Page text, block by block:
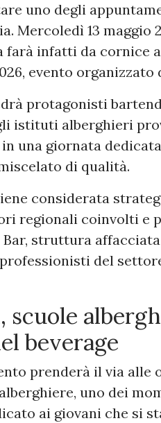
uno degli
Mercoledì 13 maggio
infatti da cornice
evento organizzato
protagonisti
istituti alberghieri
una giornata
di qualità.
considerata
regionali coinvolti e
Bar, struttura
del
scuole
beverage
prenderà il via alle
uno dei
ai giovani che si